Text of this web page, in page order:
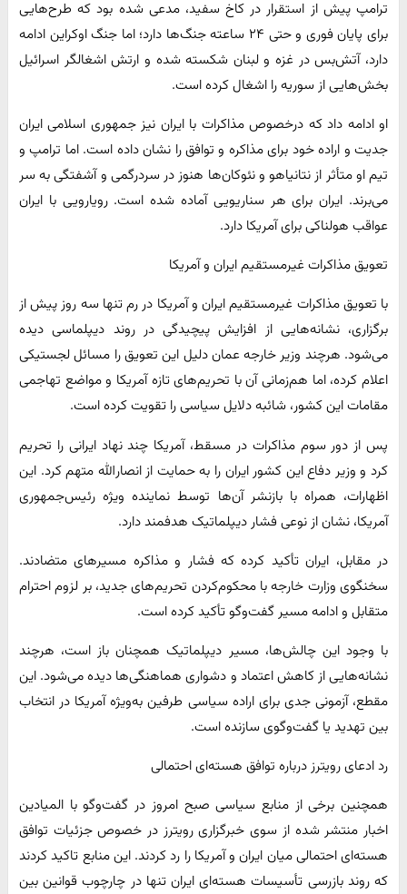
ترامپ پیش از استقرار در کاخ سفید، مدعی شده بود که طرح‌هایی
برای پایان فوری و حتی ۲۴ ساعته جنگ‌ها دارد؛ اما جنگ اوکراین ادامه
دارد، آتش‌بس در غزه و لبنان شکسته شده و ارتش اشغالگر اسرائیل
بخش‌هایی از سوریه را اشغال کرده است.
او ادامه داد که درخصوص مذاکرات با ایران نیز جمهوری اسلامی ایران
جدیت و اراده خود برای مذاکره و توافق را نشان داده است. اما ترامپ و
تیم او متأثر از نتانیاهو و نئوکان‌ها هنوز در سردرگمی و آشفتگی به سر
می‌برند. ایران برای هر سناریویی آماده شده است. رویارویی با ایران
عواقب هولناکی برای آمریکا دارد.
تعویق مذاکرات غیرمستقیم ایران و آمریکا
با تعویق مذاکرات غیرمستقیم ایران و آمریکا در رم تنها سه روز پیش از
برگزاری، نشانه‌هایی از افزایش پیچیدگی در روند دیپلماسی دیده
می‌شود. هرچند وزیر خارجه عمان دلیل این تعویق را مسائل لجستیکی
اعلام کرده، اما هم‌زمانی آن با تحریم‌های تازه آمریکا و مواضع تهاجمی
مقامات این کشور، شائبه دلایل سیاسی را تقویت کرده است.
پس از دور سوم مذاکرات در مسقط، آمریکا چند نهاد ایرانی را تحریم
کرد و وزیر دفاع این کشور ایران را به حمایت از انصارالله متهم کرد. این
اظهارات، همراه با بازنشر آن‌ها توسط نماینده ویژه رئیس‌جمهوری
آمریکا، نشان از نوعی فشار دیپلماتیک هدفمند دارد.
در مقابل، ایران تأکید کرده که فشار و مذاکره مسیرهای متضادند.
سخنگوی وزارت خارجه با محکوم‌کردن تحریم‌های جدید، بر لزوم احترام
متقابل و ادامه مسیر گفت‌وگو تأکید کرده است.
با وجود این چالش‌ها، مسیر دیپلماتیک همچنان باز است، هرچند
نشانه‌هایی از کاهش اعتماد و دشواری هماهنگی‌ها دیده می‌شود. این
مقطع، آزمونی جدی برای اراده سیاسی طرفین به‌ویژه آمریکا در انتخاب
بین تهدید یا گفت‌وگوی سازنده است.
رد ادعای رویترز درباره توافق هسته‌ای احتمالی
همچنین برخی از منابع سیاسی صبح امروز در گفت‌وگو با المیادین
اخبار منتشر شده از سوی خبرگزاری رویترز در خصوص جزئیات توافق
هسته‌ای احتمالی میان ایران و آمریکا را رد کردند. این منابع تاکید کردند
که روند بازرسی تأسیسات هسته‌ای ایران تنها در چارچوب قوانین بین